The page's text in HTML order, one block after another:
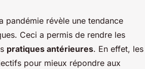
pandémie révèle une tendance
Ceci a permis de rendre les
pratiques antérieures. En effet, les
pour mieux répondre aux